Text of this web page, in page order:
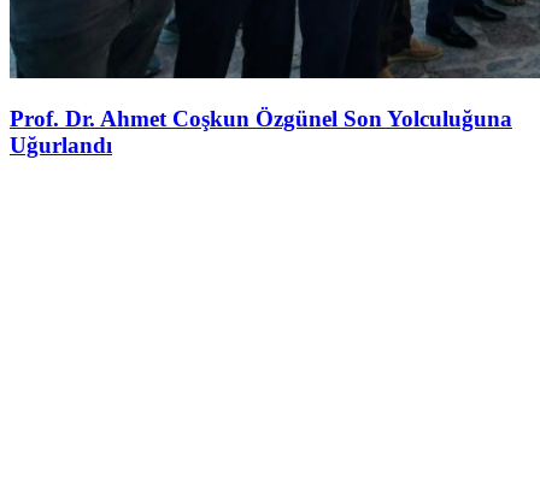
Prof. Dr. Ahmet Coşkun Özgünel Son Yolculuğuna
Uğurlandı